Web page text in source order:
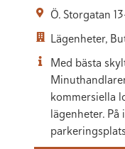
Ö. Storgatan
Lägenheter,
Med bästa
kommersiella
lägenheter.